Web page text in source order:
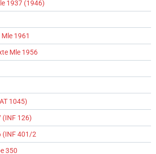
1937 (1946)
1961
Mle 1956
1045)
(INF 126)
(INF 401/2
350